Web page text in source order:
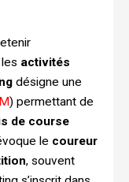
activités
désigne une
) permettant de
de course
le coureur
, souvent